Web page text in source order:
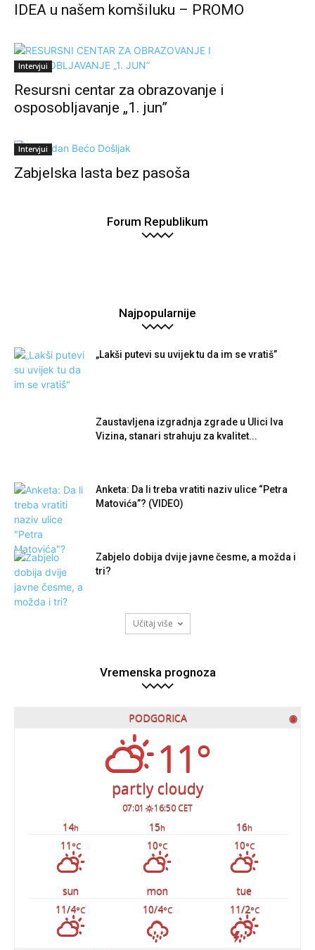
IDEA u našem komšiluku – PROMO
Intervjui
Resursni centar za obrazovanje i
osposobljavanje „1. jun”
Intervjui
Zabjelska lasta bez pasoša
Forum Republikum
Najpopularnije
„Lakši putevi su uvijek tu da im se vratiš”
Zaustavljena izgradnja zgrade u Ulici Iva
Vizina, stanari strahuju za kvalitet...
Anketa: Da li treba vratiti naziv ulice “Petra
Matovića”? (VIDEO)
Zabjelo dobija dvije javne česme, a možda i
tri?
Učitaj više
Vremenska prognoza
PODGORICA ◉
11°
partly cloudy
07:01 16:50 CET
14h 15h 16h
11 °C 10°C 10°C
sun mon
tue
11/4°C 10/4°C 11/2°C